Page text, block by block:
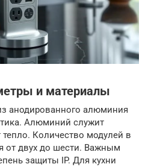
и материалы
анодированного алюминия
Алюминий служит
Количество модулей в
от двух до шести. Важным
защиты IP. Для кухни